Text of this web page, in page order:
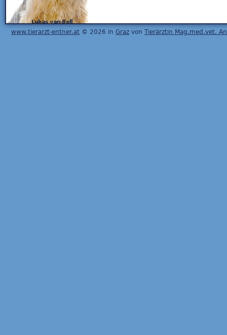
www.tierarzt-entner.at © 2026 in Graz von Tierärztin Mag.med.vet.